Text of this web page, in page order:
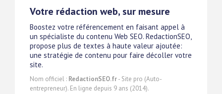
Votre rédaction web, sur mesure
Boostez votre référencement en faisant appel à
un spécialiste du contenu Web SEO. RedactionSEO,
propose plus de textes à haute valeur ajoutée:
une stratégie de contenu pour faire décoller votre
site.
Nom officiel : RedactionSEO.fr- Site pro (Auto-
entrepreneur). En ligne depuis 9 ans (2014).